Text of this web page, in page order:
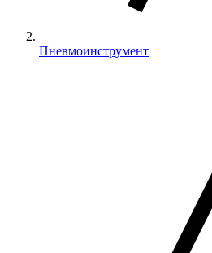
Пневмоинструмент